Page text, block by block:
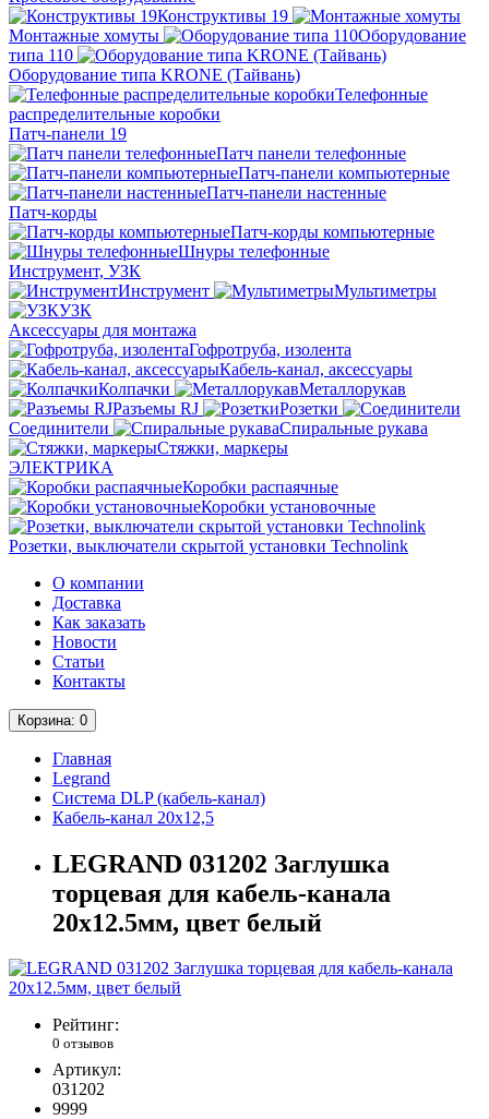
Конструктивы 19
Монтажные хомуты
Оборудование
типа 110
Оборудование типа KRONE (Тайвань)
Телефонные
распределительные коробки
Патч-панели 19
Патч панели телефонные
Патч-панели компьютерные
Патч-панели настенные
Патч-корды
Патч-корды компьютерные
Шнуры телефонные
Инструмент, УЗК
Инструмент
Мультиметры
УЗК
Аксессуары для монтажа
Гофротруба, изолента
Кабель-канал, аксессуары
Колпачки
Металлорукав
Разъемы RJ
Розетки
Соединители
Спиральные рукава
Стяжки, маркеры
ЭЛЕКТРИКА
Коробки распаячные
Коробки установочные
Розетки, выключатели скрытой установки Technolink
О компании
Доставка
Как заказать
Новости
Статьи
Контакты
Корзина: 0
Главная
Legrand
Система DLP (кабель-канал)
Кабель-канал 20х12,5
LEGRAND 031202 Заглушка
торцевая для кабель-канала
20x12.5мм, цвет белый
Рейтинг:
0 отзывов
Артикул:
031202
9999